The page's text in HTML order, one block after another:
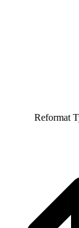
Reformat